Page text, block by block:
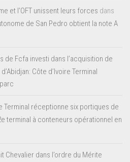
et l’OFT unissent leurs forces dans
de San Pedro obtient la note A
de Fcfa investi dans l’acquisition de
Côte d’Ivoire Terminal
Terminal réceptionne six portiques de
terminal à conteneurs opérationnel en
Chevalier dans l’ordre du Mérite